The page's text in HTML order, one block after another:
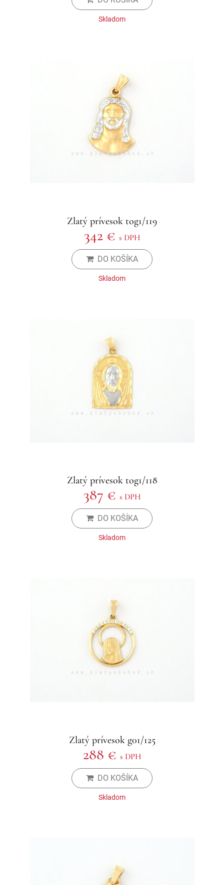
Skladom
Zlatý prívesok tog1/119
342 € s DPH
DO KOŠÍKA
Skladom
Zlatý prívesok tog1/118
387 € s DPH
DO KOŠÍKA
Skladom
Zlatý prívesok g01/125
288 € s DPH
DO KOŠÍKA
Skladom